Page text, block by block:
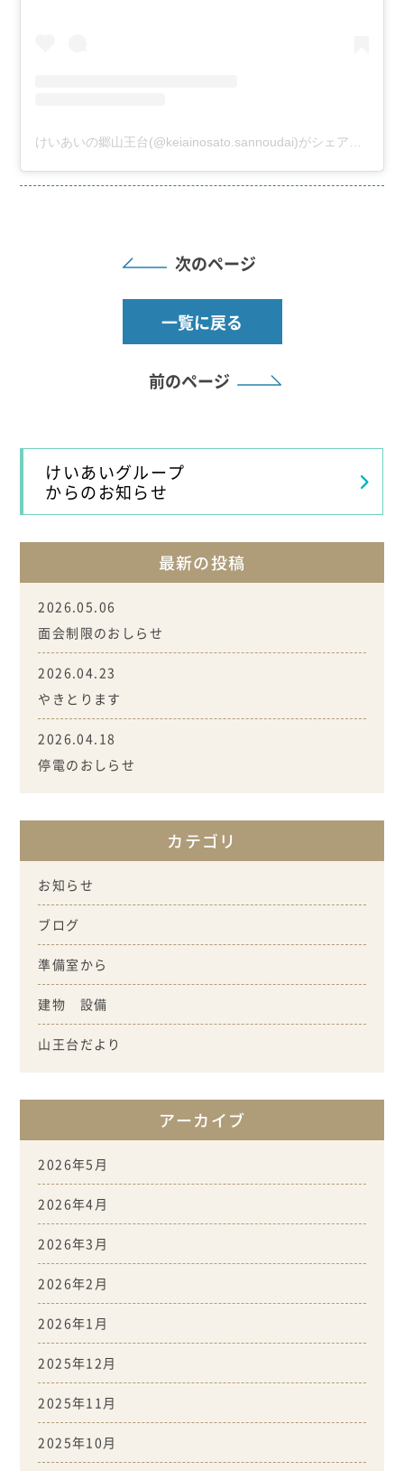
次のページ
一覧に戻る
前のページ
けいあいグループ
からのお知らせ
最新の投稿
2026.05.06
面会制限のおしらせ
2026.04.23
やきとります
2026.04.18
停電のおしらせ
カテゴリ
お知らせ
ブログ
準備室から
建物 設備
山王台だより
アーカイブ
2026年5月
2026年4月
2026年3月
2026年2月
2026年1月
2025年12月
2025年11月
2025年10月